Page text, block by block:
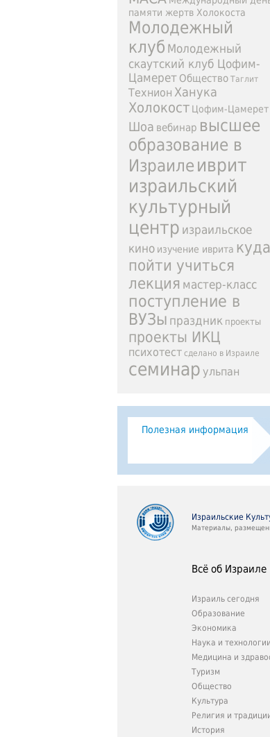
памяти жертв Холокоста
Молодежный
клуб Молодежный
скаутский клуб Цофим-
Цамерет Общество Таглит
Технион Ханука
Холокост Цофим-Цамерет
Шоа вебинар высшее
образование в
Израиле иврит
израильский
культурный
центр израильское
кино изучение иврита куда
пойти учиться
лекция мастер-класс
поступление в
ВУЗы праздник проекты
проекты ИКЦ
психотест сделано в Израиле
семинар ульпан
Полезная информация
Израильские
Материалы,
Всё об Израиле
Израиль сегодня
Образование
Экономика
Наука и технологии
Медицина и
Туризм
Общество
Культура
Религия и
История